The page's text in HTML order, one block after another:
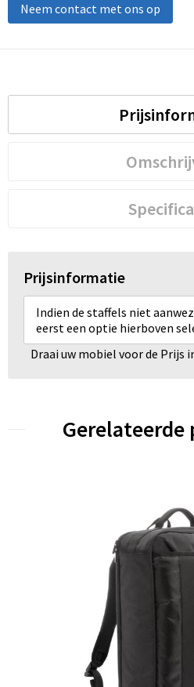
Neem contact met ons op
Prijsinformatie
Indien de staffels niet
eerst een optie hierboven
Draai uw mobiel voor de Prijs
Gerelateerde